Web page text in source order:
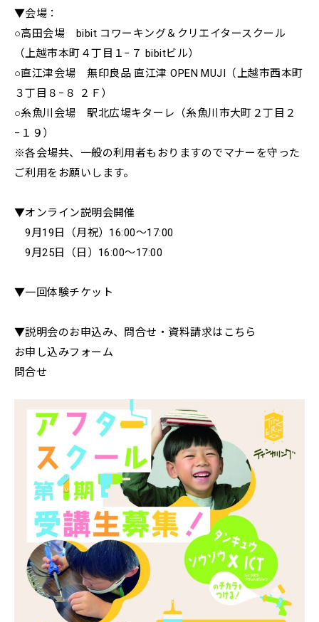
▼会場：
○高田会場 bibit コワーキング＆クリエイタースクール
（上越市本町４丁目１−７ bibitビル）
○直江津会場無印良品 直江津 OPEN MUJI （上越市西本町
３丁目８−８ ２Ｆ）
○糸魚川会場駅北広場キターレ （糸魚川市大町２丁目２
−１９）
※各会場共、一般の利用者もおりますのでマナーを守った
ご利用をお願いします。
▼オンライン説明会開催
9月19日（月祝）16:00〜17:00
9月25日（日）16:00〜17:00
▼一回体験チケット
▼説明会のお申込み、問合せ・資料請求はこちら
お申し込みフォーム
問合せ